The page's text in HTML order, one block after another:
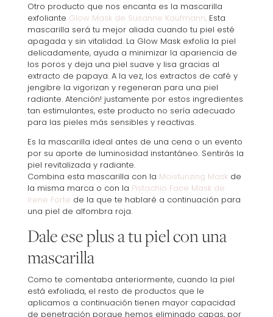
Otro producto que nos encanta es la mascarilla
exfoliante Glow Mask de Susanne Kaufmann. Esta
mascarilla será tu mejor aliada cuando tu piel esté
apagada y sin vitalidad. La Glow Mask exfolia la piel
delicadamente, ayuda a minimizar la apariencia de
los poros y deja una piel suave y lisa gracias al
extracto de papaya. A la vez, los extractos de café y
jengibre la vigorizan y regeneran para una piel
radiante. Atención! justamente por estos ingredientes
tan estimulantes, este producto no sería adecuado
para las pieles más sensibles y reactivas.
Es la mascarilla ideal antes de una cena o un evento
por su aporte de luminosidad instantáneo. Sentirás la
piel revitalizada y radiante.
Combina esta mascarilla con la Moisturizing Maskde
la misma marca o con la Pistachio Face Mask de
Irene Forte de la que te hablaré a continuación para
una piel de alfombra roja.
Dale ese plus a tu piel con una
mascarilla
Como te comentaba anteriormente, cuando la piel
está exfoliada, el resto de productos que le
aplicamos a continuación tienen mayor capacidad
de penetración porque hemos eliminado capas, por